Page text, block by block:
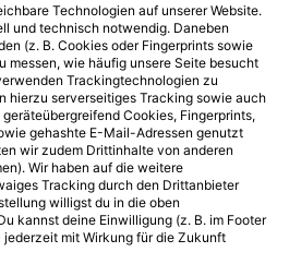
Technologien auf unserer Website.
und technisch notwendig. Daneben
(z. B. Cookies oder Fingerprints sowie
messen, wie häufig unsere Seite besucht
Trackingtechnologien zu
hierzu serverseitiges Tracking sowie auch
Cookies, Fingerprints,
gehashte E-Mail-Adressen genutzt
wir zudem Drittinhalte von anderen
Wir haben auf die weitere
Tracking durch den Drittanbieter
willigst du in die oben
kannst deine Einwilligung (z. B. im Footer
jederzeit mit Wirkung für die Zukunft